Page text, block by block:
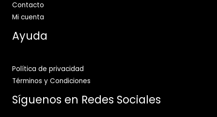
Contacto
Mi cuenta
Ayuda
Política de privacidad
Términos y Condiciones
Síguenos en Redes Sociales